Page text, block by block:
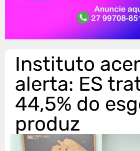
Instituto
alerta: ES
44,5% do
produz